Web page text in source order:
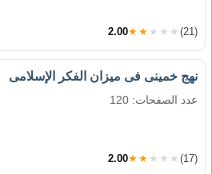
2.00★★★★★ (21)
نهج خمينى فى ميزان الفكر الإسلامى
عدد الصفحات: 120
2.00★★★★★ (17)